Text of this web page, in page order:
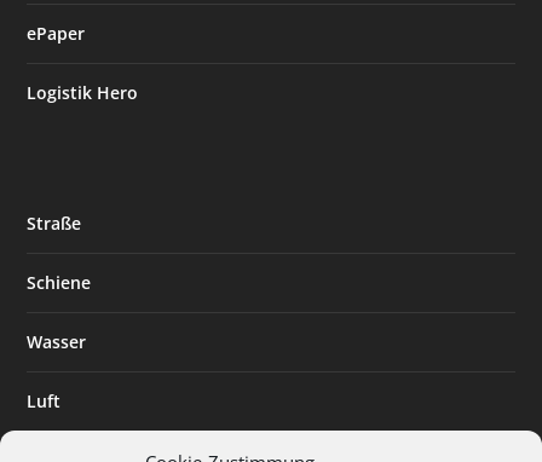
ePaper
Logistik Hero
Straße
Schiene
Wasser
Luft